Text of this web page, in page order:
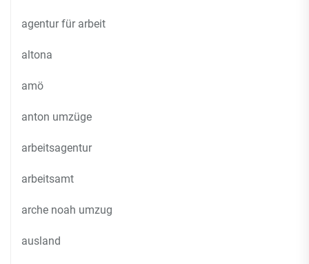
agentur für arbeit
altona
amö
anton umzüge
arbeitsagentur
arbeitsamt
arche noah umzug
ausland